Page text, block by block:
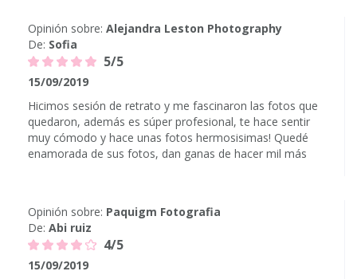
Opinión sobre: Alejandra Leston Photography
De: Sofia
5/5
15/09/2019
Hicimos sesión de retrato y me fascinaron las fotos que
quedaron, además es súper profesional, te hace sentir
muy cómodo y hace unas fotos hermosisimas! Quedé
enamorada de sus fotos, dan ganas de hacer mil más
Opinión sobre: Paquigm Fotografia
De: Abi ruiz
4/5
15/09/2019